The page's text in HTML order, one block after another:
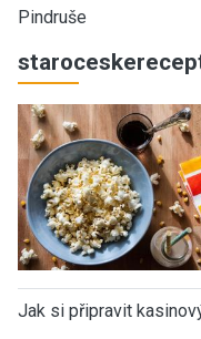
Pindruše
Jak si připravit